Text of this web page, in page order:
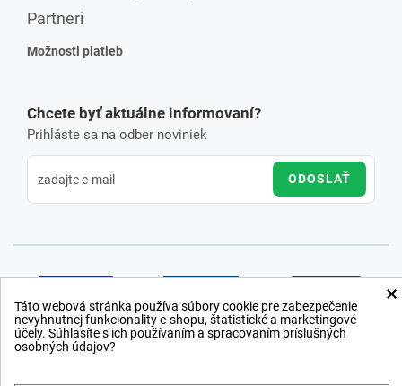
Partneri
Možnosti platieb
Chcete byť aktuálne informovaní?
Prihláste sa na odber noviniek
ODOSLAŤ
×
Táto webová stránka používa súbory cookie pre zabezpečenie
nevyhnutnej funkcionality e-shopu, štatistické a marketingové
účely. Súhlasíte s ich používaním a spracovaním príslušných
osobných údajov?